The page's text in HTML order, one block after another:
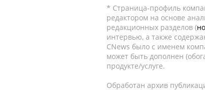
* Страница-профиль
редактором на основе
редакционных разделов (
интервью, а также
CNews было с именем
может быть дополнен
продукте/услуге.
Обработан архив